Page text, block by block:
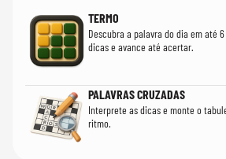
TERMO
Descubra a palavra do dia em até
dicas e avance até acertar.
PALAVRAS CRUZADAS
Interprete as dicas e monte o
ritmo.